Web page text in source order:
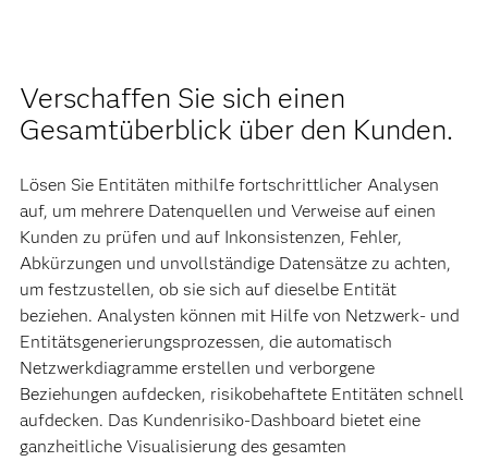
Verschaffen Sie sich einen
Gesamtüberblick über den Kunden.
Lösen Sie Entitäten mithilfe fortschrittlicher Analysen
auf, um mehrere Datenquellen und Verweise auf einen
Kunden zu prüfen und auf Inkonsistenzen, Fehler,
Abkürzungen und unvollständige Datensätze zu achten,
um festzustellen, ob sie sich auf dieselbe Entität
beziehen. Analysten können mit Hilfe von Netzwerk- und
Entitätsgenerierungsprozessen, die automatisch
Netzwerkdiagramme erstellen und verborgene
Beziehungen aufdecken, risikobehaftete Entitäten schnell
aufdecken. Das Kundenrisiko-Dashboard bietet eine
ganzheitliche Visualisierung des gesamten